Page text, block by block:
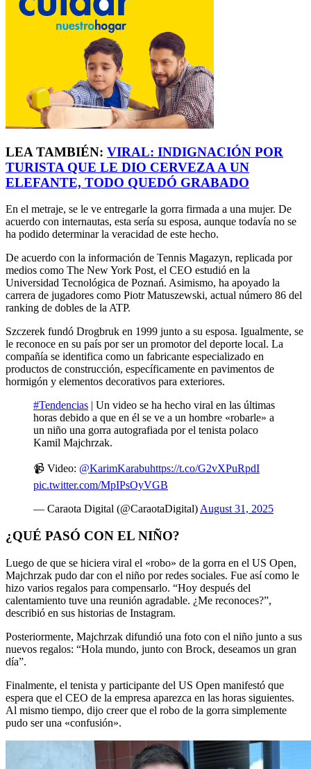
LEA TAMBIÉN: VIRAL: INDIGNACIÓN POR
TURISTA QUE LE DIO CERVEZA A UN
ELEFANTE, TODO QUEDÓ GRABADO
En el metraje, se le ve entregarle la gorra firmada a una mujer. De
acuerdo con internautas, esta sería su esposa, aunque todavía no se
ha podido determinar la veracidad de este hecho.
De acuerdo con la información de Tennis Magazyn, replicada por
medios como The New York Post, el CEO estudió en la
Universidad Tecnológica de Poznań. Asimismo, ha apoyado la
carrera de jugadores como Piotr Matuszewski, actual número 86 del
ranking de dobles de la ATP.
Szczerek fundó Drogbruk en 1999 junto a su esposa. Igualmente, se
le reconoce en su país por ser un promotor del deporte local. La
compañía se identifica como un fabricante especializado en
productos de construcción, específicamente en pavimentos de
hormigón y elementos decorativos para exteriores.
#Tendencias | Un video se ha hecho viral en las últimas
horas debido a que en él se ve a un hombre «robarle» a
un niño una gorra autografiada por el tenista polaco
Kamil Majchrzak.
📹 Video: @KarimKarabuhttps://t.co/G2vXPuRpdI
pic.twitter.com/MpIPsOyVGB
— Caraota Digital (@CaraotaDigital) August 31, 2025
¿QUÉ PASÓ CON EL NIÑO?
Luego de que se hiciera viral el «robo» de la gorra en el US Open,
Majchrzak pudo dar con el niño por redes sociales. Fue así como le
hizo varios regalos para compensarlo. “Hoy después del
calentamiento tuve una reunión agradable. ¿Me reconoces?”,
describió en sus historias de Instagram.
Posteriormente, Majchrzak difundió una foto con el niño junto a sus
nuevos regalos: “Hola mundo, junto con Brock, deseamos un gran
día”.
Finalmente, el tenista y participante del US Open manifestó que
espera que el CEO de la empresa aparezca en las horas siguientes.
Al mismo tiempo, dijo creer que el robo de la gorra simplemente
pudo ser una «confusión».